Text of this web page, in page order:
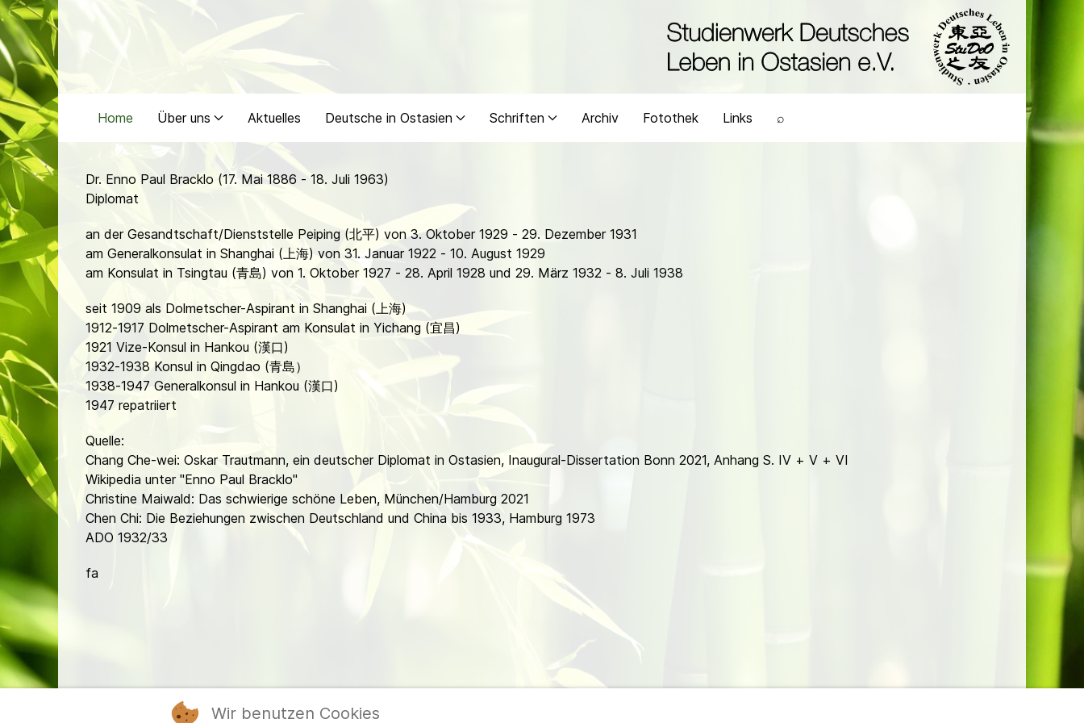
Home Über uns Aktuelles Deutsche in Ostasien Schriften Archiv Fotothek Links ⌕
Dr. Enno Paul Bracklo (17. Mai 1886 - 18. Juli 1963)
Diplomat
an der Gesandtschaft/Dienststelle Peiping (北平) von 3. Oktober 1929 - 29. Dezember 1931
am Generalkonsulat in Shanghai (上海) von 31. Januar 1922 - 10. August 1929
am Konsulat in Tsingtau (青島) von 1. Oktober 1927 - 28. April 1928 und 29. März 1932 - 8. Juli 1938
seit 1909 als Dolmetscher-Aspirant in Shanghai (上海)
1912-1917 Dolmetscher-Aspirant am Konsulat in Yichang (宜昌)
1921 Vize-Konsul in Hankou (漢口)
1932-1938 Konsul in Qingdao (青島）
1938-1947 Generalkonsul in Hankou (漢口)
1947 repatriiert
Quelle:
Chang Che-wei: Oskar Trautmann, ein deutscher Diplomat in Ostasien, Inaugural-Dissertation Bonn 2021, Anhang S. IV + V + VI
Wikipedia unter "Enno Paul Bracklo"
Christine Maiwald: Das schwierige schöne Leben, München/Hamburg 2021
Chen Chi: Die Beziehungen zwischen Deutschland und China bis 1933, Hamburg 1973
ADO 1932/33
fa
Mitglieder
Wir benutzen Cookies